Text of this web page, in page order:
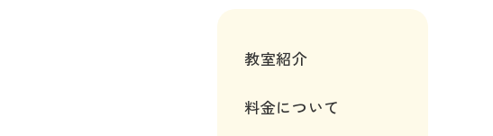
教室紹介
料金について